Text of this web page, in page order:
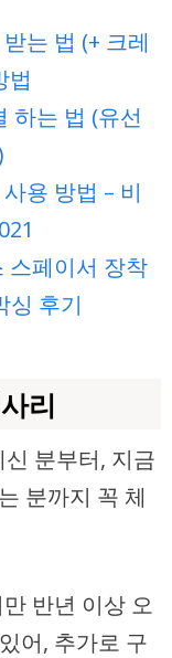
는 법 (+ 크레
법
하는 법 (유선
용 방법 – 비
스페이서 장착
싱 후기
리
분부터, 지금
분까지 꼭 체
반년 이상 오
어, 추가로 구